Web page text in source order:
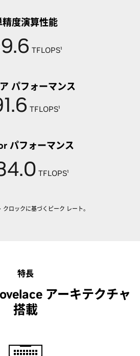
精度演算性能
TFLOPS¹
パフォーマンス
TFLOPS¹
パフォーマンス
TFLOPS¹
クロックに基づくピーク レート。
特長
アーキテクチャ
搭載